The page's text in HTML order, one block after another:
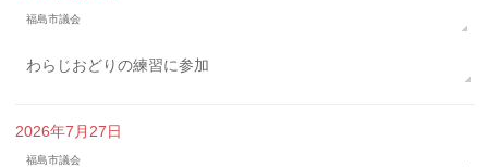
福島市議会
わらじおどりの練習に参加
2026年7月27日
福島市議会